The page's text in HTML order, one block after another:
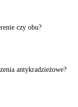
czy obu?
antykradzieżowe?